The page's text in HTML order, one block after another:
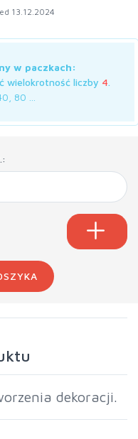
13.12.2024
w paczkach:
wielokrotność liczby 4.
80 ...
dekoracji.